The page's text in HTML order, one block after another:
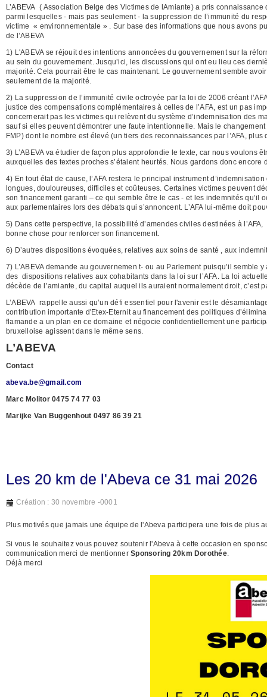
L’ABEVA ( Association Belge des Victimes de lAmiante) a pris
parmi lesquelles - mais pas seulement - la suppression de l’immunité du
victime « environnementale » . Sur base des informations que nous avons
de l’ABEVA
1) L'ABEVA se réjouit des intentions annoncées du gouvernement sur la
au sein du gouvernement. Jusqu’ici, les discussions qui ont eu lieu ces
majorité. Cela pourrait être le cas maintenant. Le gouvernement semble
seulement de la majorité.
2) La suppression de l’immunité civile octroyée par la loi de 2006 créant
justice des compensations complémentaires à celles de l’AFA, est un pas
concernerait pas les victimes qui relèvent du système d’indemnisation des
sauf si elles peuvent démontrer une faute intentionnelle. Mais le
FMP) dont le nombre est élevé (un tiers des reconnaissances par l’AFA,
3) L’ABEVA va étudier de façon plus approfondie le texte, car nous voulons
auxquelles des textes proches s’étaient heurtés. Nous gardons donc
4) En tout état de cause, l’AFA restera le principal instrument
longues, douloureuses, difficiles et coûteuses. Certaines victimes peuvent
son financement garanti – ce qui semble être le cas - et les indemnités qu’il
aux parlementaires lors des débats qui s’annoncent. L’AFA lui-même doit
5) Dans cette perspective, la possibilité d’amendes civiles destinées à l’AFA,
bonne chose pour renforcer son financement.
6) D’autres dispositions évoquées, relatives aux soins de santé , aux
7) L’ABEVA demande au gouvernemen t- ou au Parlement puisqu’il semble
des dispositions relatives aux cohabitants dans la loi sur l’AFA. La loi
décède de l’amiante, du capital auquel ils auraient normalement droit, c’est
L’ABEVA rappelle aussi qu’un défi essentiel pour l'avenir est le
contribution importante d'Etex-Eternit au financement des politiques
flamande a un plan en ce domaine et négocie confidentiellement une
bruxelloise agissent dans le même sens.
L’ABEVA
Contact
abeva.be@gmail.com
Marc Molitor 0475 74 77 03
Marijke Van Buggenhout 0497 86 39 21
Les 20 km de l'Abeva ce 31 mai 2026
Création : 30 novembre -0001
Plus motivés que jamais une équipe de l'Abeva participera une fois de plus
Si vous le souhaitez vous pouvez soutenir l'Abeva à cette occasion en
communication merci de mentionnerSponsoring 20km Dorothée.
Déjà merci